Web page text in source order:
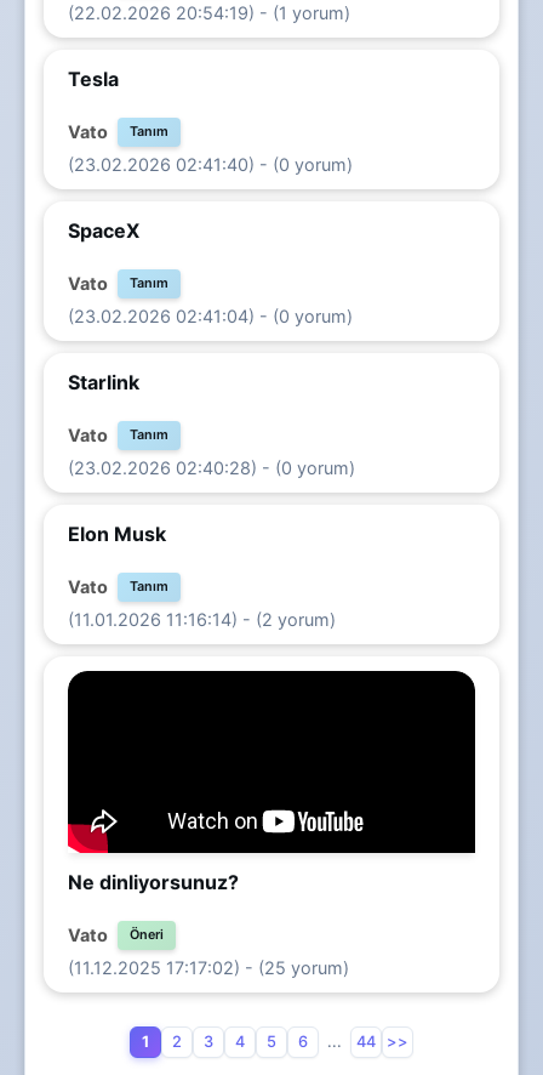
(22.02.2026 20:54:19) - (1 yorum)
Tesla
Vato Tanım
(23.02.2026 02:41:40) - (0 yorum)
SpaceX
Vato Tanım
(23.02.2026 02:41:04) - (0 yorum)
Starlink
Vato Tanım
(23.02.2026 02:40:28) - (0 yorum)
Elon Musk
Vato Tanım
(11.01.2026 11:16:14) - (2 yorum)
Ne dinliyorsunuz?
Vato Öneri
(11.12.2025 17:17:02) - (25 yorum)
1 2 3 4 5 6 ... 44 >>